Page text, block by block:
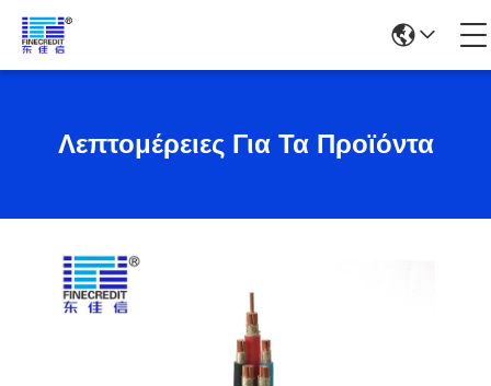
Λεπτομέρειες Για Τα Προϊόντα